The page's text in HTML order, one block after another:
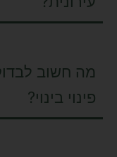
מה חשוב
פינוי בינוי?